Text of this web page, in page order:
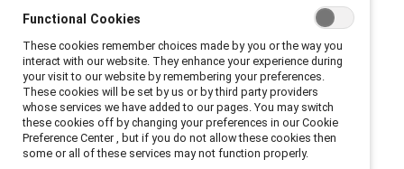
permet aux employés de construire des cultures de
travail inclusives par le dialogue, la réflexion et l'action.
Ces expériences immersives aident les personnes de
tous les genres à passer d'une alliance passive à un
partenariat actif, développant ainsi les compétences
nécessaires pour diriger avec empathie et
responsabilité. Grâce à un apprentissage scénarisé
Functional Cookies
These cookies remember choices made by you or the way you
interact with our website. They enhance your experience during
your visit to our website by remembering your preferences.
These cookies will be set by us or by third party providers
whose services we have added to our pages. You may switch
these cookies off by changing your preferences in our Cookie
Preference Center , but if you do not allow these cookies then
some or all of these services may not function properly.